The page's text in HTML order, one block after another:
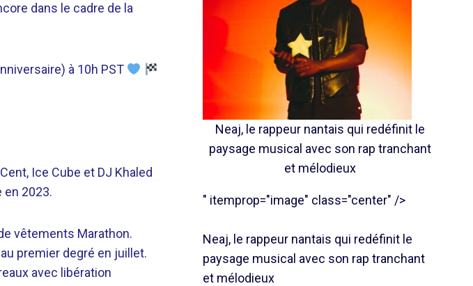
dans le cadre de la
à 10h PST
Ice Cube et DJ Khaled
en 2023.
vêtements Marathon.
premier degré en juillet.
avec libération
Neaj, le rappeur nantais qui redéfinit le
paysage musical avec son rap tranchant
et mélodieux
" itemprop="image" class="center" />
Neaj, le rappeur nantais qui redéfinit le
paysage musical avec son rap tranchant
et mélodieux